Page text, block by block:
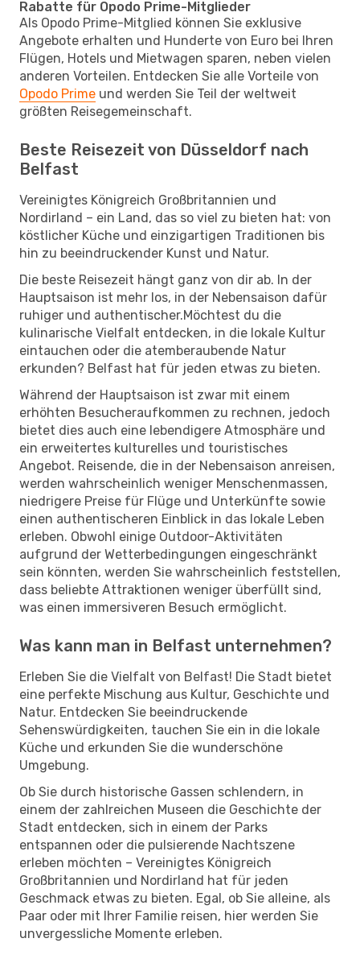
Rabatte für Opodo Prime-Mitglieder
Als Opodo Prime-Mitglied können Sie exklusive
Angebote erhalten und Hunderte von Euro bei Ihren
Flügen, Hotels und Mietwagen sparen, neben vielen
anderen Vorteilen. Entdecken Sie alle Vorteile von
Opodo Prime und werden Sie Teil der weltweit
größten Reisegemeinschaft.
Beste Reisezeit von Düsseldorf nach
Belfast
Vereinigtes Königreich Großbritannien und
Nordirland – ein Land, das so viel zu bieten hat: von
köstlicher Küche und einzigartigen Traditionen bis
hin zu beeindruckender Kunst und Natur.
Die beste Reisezeit hängt ganz von dir ab. In der
Hauptsaison ist mehr los, in der Nebensaison dafür
ruhiger und authentischer.Möchtest du die
kulinarische Vielfalt entdecken, in die lokale Kultur
eintauchen oder die atemberaubende Natur
erkunden? Belfast hat für jeden etwas zu bieten.
Während der Hauptsaison ist zwar mit einem
erhöhten Besucheraufkommen zu rechnen, jedoch
bietet dies auch eine lebendigere Atmosphäre und
ein erweitertes kulturelles und touristisches
Angebot. Reisende, die in der Nebensaison anreisen,
werden wahrscheinlich weniger Menschenmassen,
niedrigere Preise für Flüge und Unterkünfte sowie
einen authentischeren Einblick in das lokale Leben
erleben. Obwohl einige Outdoor-Aktivitäten
aufgrund der Wetterbedingungen eingeschränkt
sein könnten, werden Sie wahrscheinlich feststellen,
dass beliebte Attraktionen weniger überfüllt sind,
was einen immersiveren Besuch ermöglicht.
Was kann man in Belfast unternehmen?
Erleben Sie die Vielfalt von Belfast! Die Stadt bietet
eine perfekte Mischung aus Kultur, Geschichte und
Natur. Entdecken Sie beeindruckende
Sehenswürdigkeiten, tauchen Sie ein in die lokale
Küche und erkunden Sie die wunderschöne
Umgebung.
Ob Sie durch historische Gassen schlendern, in
einem der zahlreichen Museen die Geschichte der
Stadt entdecken, sich in einem der Parks
entspannen oder die pulsierende Nachtszene
erleben möchten – Vereinigtes Königreich
Großbritannien und Nordirland hat für jeden
Geschmack etwas zu bieten. Egal, ob Sie alleine, als
Paar oder mit Ihrer Familie reisen, hier werden Sie
unvergessliche Momente erleben.